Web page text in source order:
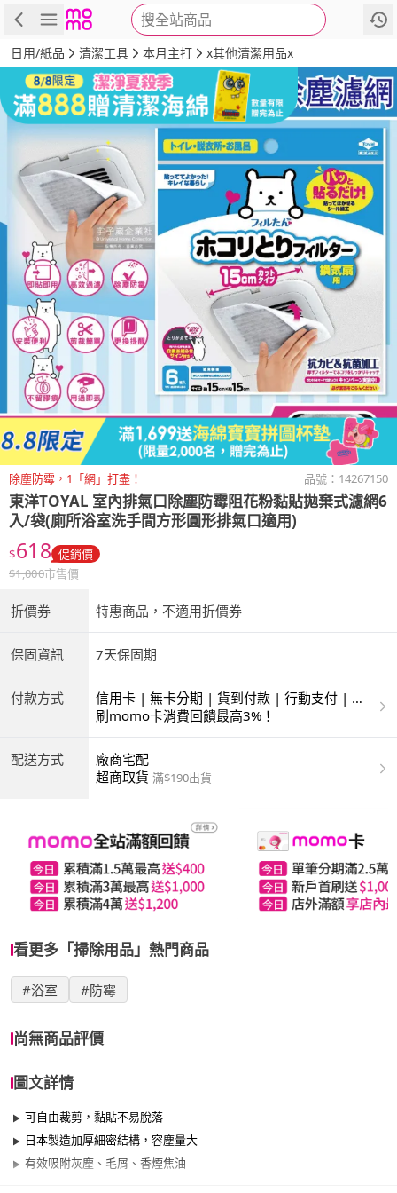
搜全站商品
商品 評價 詳情
日用/紙品 清潔工具 本月主打 x其他清潔用品x
除塵防霉，1「網」打盡！ 品號： 14267150
東洋TOYAL 室內排氣口除塵防霉阻花粉黏貼拋棄式濾網6
入/袋(廁所浴室洗手間方形圓形排氣口適用)
$618 促銷價
$1,000市售價
折價券 特惠商品，不適用折價券
保固資訊 7天保固期
付款方式
信用卡 | 無卡分期 | 貨到付款 | 行動支付 | 超
商付款 | ATM | 銀聯卡
刷momo卡消費回饋最高3%！
配送方式
廠商宅配
超商取貨 滿$190出貨
看更多「掃除用品」熱門商品
#浴室 #防霉
尚無商品評價
圖文詳情
可自由裁剪，黏貼不易脫落
日本製造加厚細密結構，容塵量大
有效吸附灰塵、毛屑、香煙焦油